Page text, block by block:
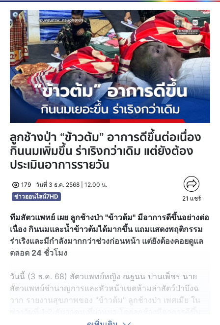
ลูกช้างป่า “ข้าวต้ม” อาการดีขึ้นต่อเนื่อง
กินนมเพิ่มขึ้น ร่าเริงกว่าเดิม แต่ยังต้อง
ประเมินอาการรายวัน
179
วันที่ 3 ธ.ค. 2568 | 12.00 น.
ข่าวออนไลน์7HD
21 แชร์
ทีมสัตวแพทย์ เผย ลูกช้างป่า "ข้าวต้ม" มีอาการดีขึ้นอย่างต่อ
เนื่อง กินนมและน้ำข้าวต้มได้มากขึ้น แถมแสดงพฤติกรรม
ร่าเริงและมีกำลังมากกว่าช่วงก่อนหน้า แต่ยังต้องคอยดูแล
ตลอด 24 ชั่วโมง
วันนี้ (3 ธ.ค. 68) สัตวแพทย์หญิง ณฐนน ปานเพ็ชร นาย
สัตวแพทย์ชำนาญการและหัวหน้าเขตห้ามล่าสัตว์ป่าบึงฉ
วาก รายงานสุขภาพของ "ข้าวต้ม" ลูกช้างป่า เพศเมีย ใน